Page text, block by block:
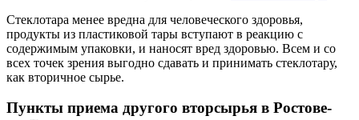
Стеклотара менее вредна для человеческого здоровья,
продукты из пластиковой тары вступают в реакцию с
содержимым упаковки, и наносят вред здоровью. Всем и со
всех точек зрения выгодно сдавать и принимать стеклотару,
как вторичное сырье.
Пункты приема другого вторсырья в Ростове-